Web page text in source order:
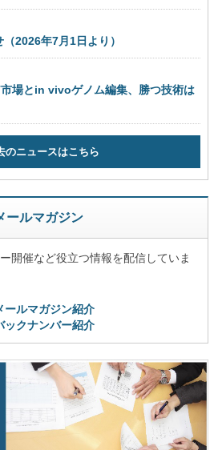
2026年7月1日より）
場とin vivoゲノム編集、勝つ技術は
のニュースはこちら
ールマガジン
開催など役立つ情報を配信していま
ールマガジン紹介
ックナンバー紹介